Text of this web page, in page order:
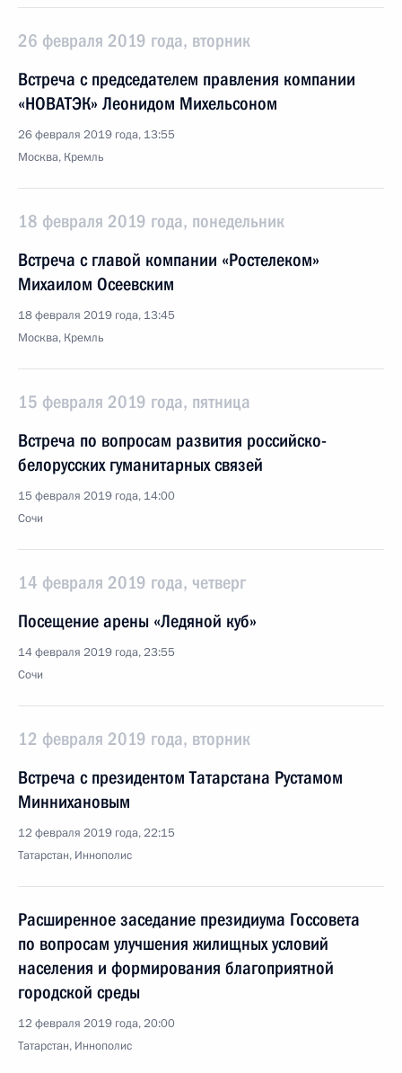
26 февраля 2019 года, вторник
Встреча с председателем правления компании
«НОВАТЭК» Леонидом Михельсоном
26 февраля 2019 года, 13:55
Москва, Кремль
18 февраля 2019 года, понедельник
Встреча с главой компании «Ростелеком»
Михаилом Осеевским
18 февраля 2019 года, 13:45
Москва, Кремль
15 февраля 2019 года, пятница
Встреча по вопросам развития российско-
белорусских гуманитарных связей
15 февраля 2019 года, 14:00
Сочи
14 февраля 2019 года, четверг
Посещение арены «Ледяной куб»
14 февраля 2019 года, 23:55
Сочи
12 февраля 2019 года, вторник
Встреча с президентом Татарстана Рустамом
Миннихановым
12 февраля 2019 года, 22:15
Татарстан, Иннополис
Расширенное заседание президиума Госсовета
по вопросам улучшения жилищных условий
населения и формирования благоприятной
городской среды
12 февраля 2019 года, 20:00
Татарстан, Иннополис